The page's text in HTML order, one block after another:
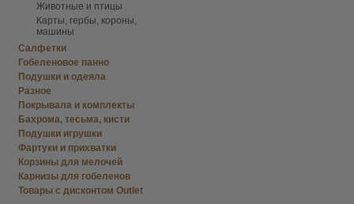
Животные и птицы
Карты, гербы, короны,
машины
Салфетки
Гобеленовое панно
Подушки и одеяла
Разное
Покрывала и комплекты
Бахрома, тесьма, кисти
Подушки игрушки
Фартуки и прихватки
Корзины для мелочей
Карнизы для гобеленов
Товары с дисконтом Outlet